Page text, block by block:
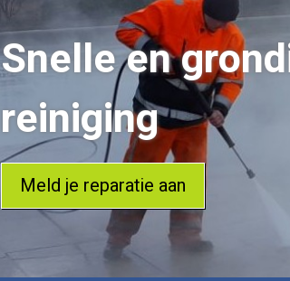
Snelle en
reiniging
Meld je reparatie aan